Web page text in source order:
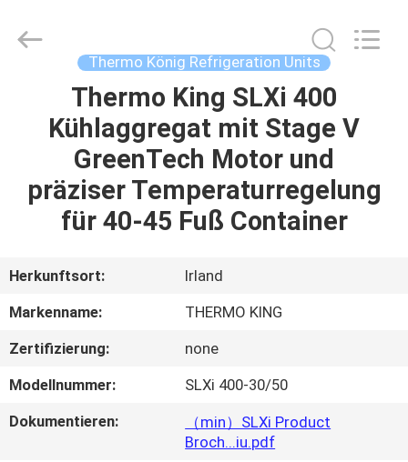
HAUSE
PRODUKTE
UNS
QUALITÄTSKONTROLLE
INDUSTRY
Thermo König Refrigeration Units
Thermo King SLXi 400
Kühlaggregat mit Stage V
GreenTech Motor und
präziser Temperaturregelung
für 40-45 Fuß Container
Herkunftsort:
Irland
Markenname:
THERMO KING
Zertifizierung:
none
Modellnummer:
SLXi 400-30/50
Dokumentieren:
（min）SLXi Product
Broch...iu.pdf